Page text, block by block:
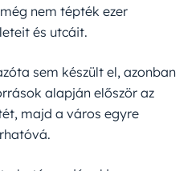
nem tépték ezer
és utcáit.
sem készült el, azonban
alapján először az
majd a város egyre